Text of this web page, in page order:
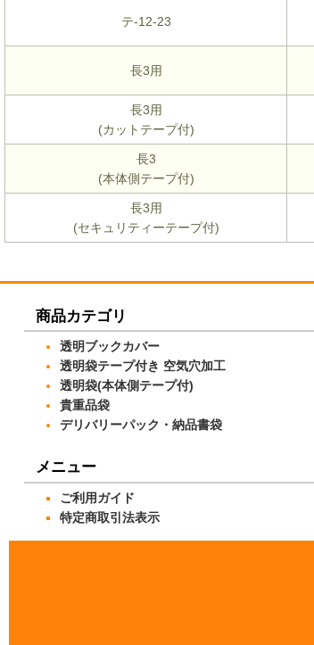
テ-12-23
長3用
長3用
(カットテープ付)
長3
(本体側テープ付)
長3用
(セキュリティーテープ付)
商品カテゴリ
透明ブックカバー
透明袋テープ付き 空気穴加工
透明袋(本体側テープ付)
貴重品袋
デリバリーパック・納品書袋
メニュー
ご利用ガイド
特定商取引法表示